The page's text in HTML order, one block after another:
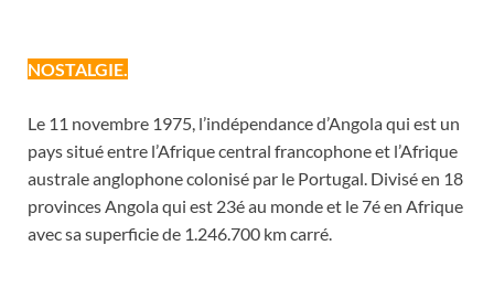
NOSTALGIE.
Le 11 novembre 1975, l’indépendance d’Angola qui est un
pays situé entre l’Afrique central francophone et l’Afrique
australe anglophone colonisé par le Portugal. Divisé en 18
provinces Angola qui est 23é au monde et le 7é en Afrique
avec sa superficie de 1.246.700 km carré.